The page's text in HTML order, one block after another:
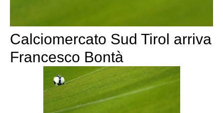
Calciomercato Sud Tirol arriva
Francesco Bontà